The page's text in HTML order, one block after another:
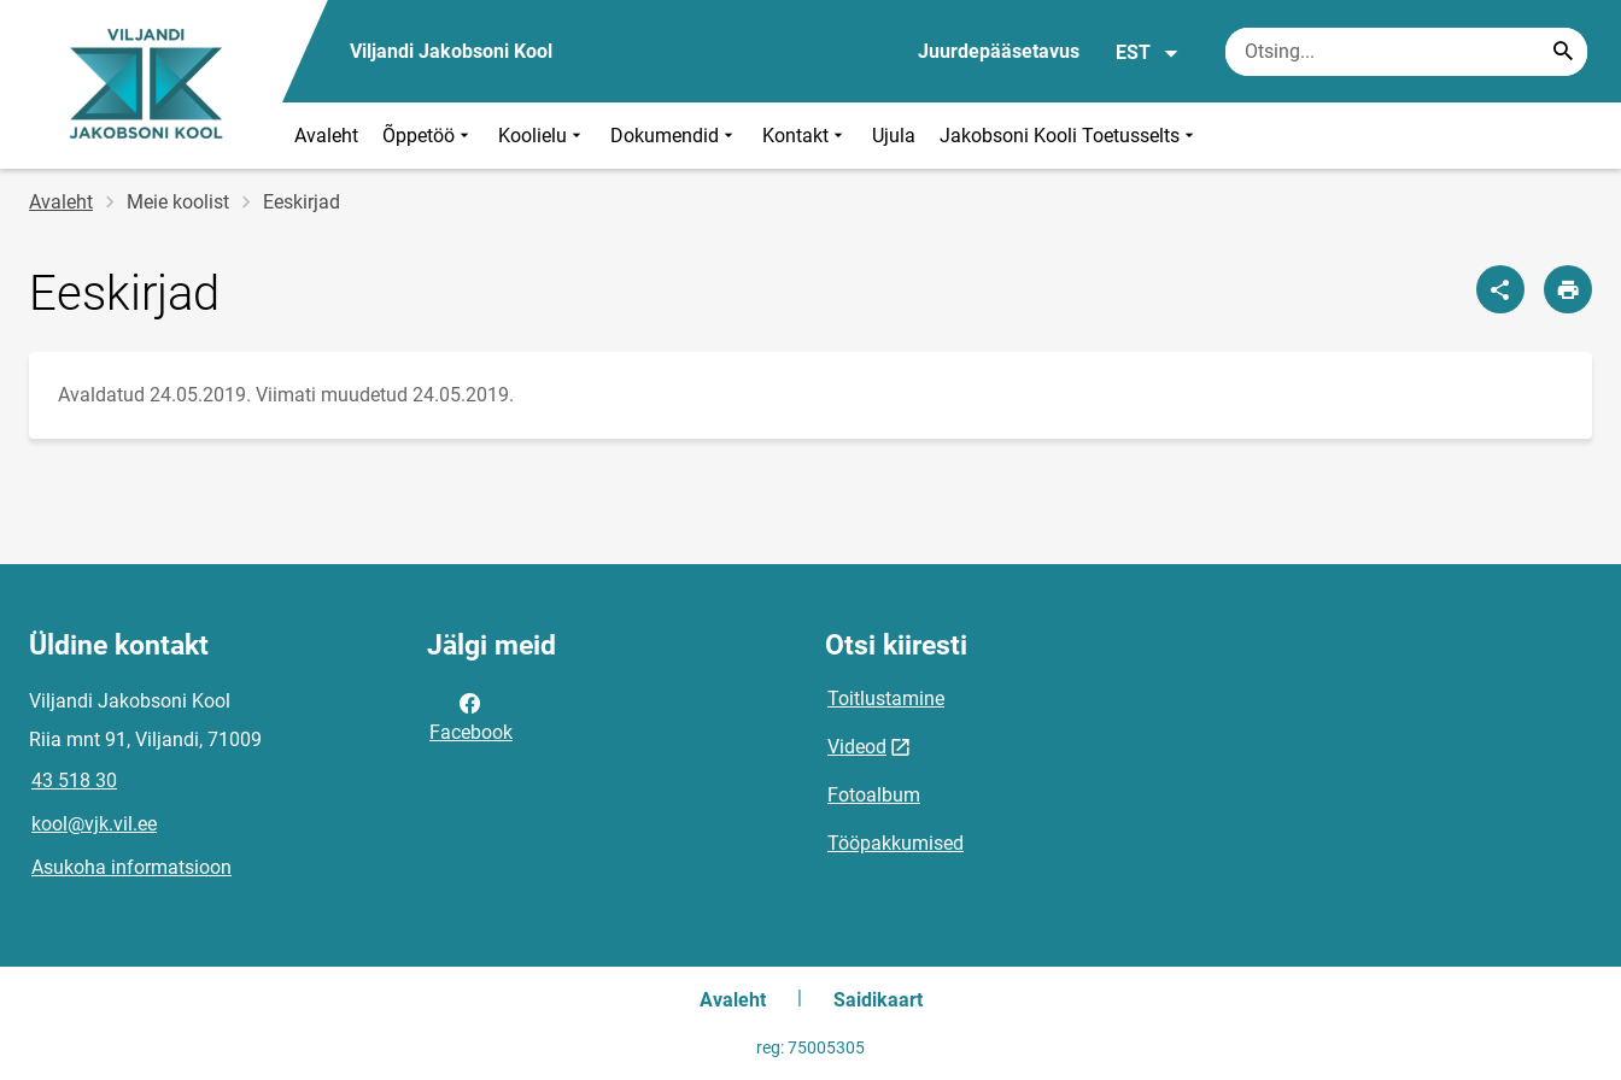
Viljandi Jakobsoni Kool Juurdepääsetavus EST
Avaleht Õppetöö Koolielu Dokumendid Kontakt Ujula Jakobsoni Kooli Toetusselts
Jälglink
Avaleht Meie koolist Eeskirjad
Eeskirjad
Avaldatud 24.05.2019. Viimati muudetud 24.05.2019.
Üldine kontakt
Viljandi Jakobsoni Kool
Riia mnt 91, Viljandi, 71009
43 518 30
kool@vjk.vil.ee
Asukoha informatsioon
Jälgi meid
Facebook
Otsi kiiresti
Toitlustamine
Videod
Fotoalbum
Tööpakkumised
Avaleht Saidikaart
reg: 75005305